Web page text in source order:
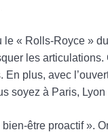
le « Rolls-Royce »
les
En plus, avec
soyez à Paris, Lyon
être proactif ».